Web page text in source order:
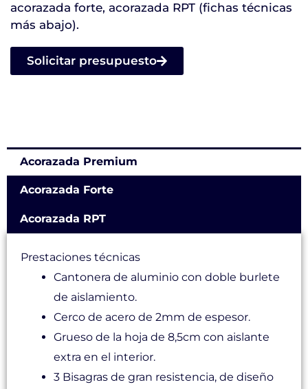
acorazada forte, acorazada RPT (fichas técnicas
más abajo).
Solicitar presupuesto
Acorazada Premium
Acorazada Forte
Acorazada RPT
Prestaciones técnicas
Cantonera de aluminio con doble burlete
de aislamiento.
Cerco de acero de 2mm de espesor.
Grueso de la hoja de 8,5cm con aislante
extra en el interior.
3 Bisagras de gran resistencia, de diseño